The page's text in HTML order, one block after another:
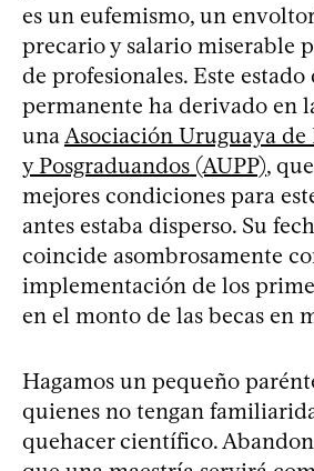
es un eufemismo, un
precario y salario miserable
de profesionales. Este estado
permanente ha derivado en
una Asociación Uruguaya de
y Posgraduandos (AUPP),
mejores condiciones para
antes estaba disperso. Su
coincide asombrosamente
implementación de los
en el monto de las becas en
Hagamos un pequeño
quienes no tengan
quehacer científico.